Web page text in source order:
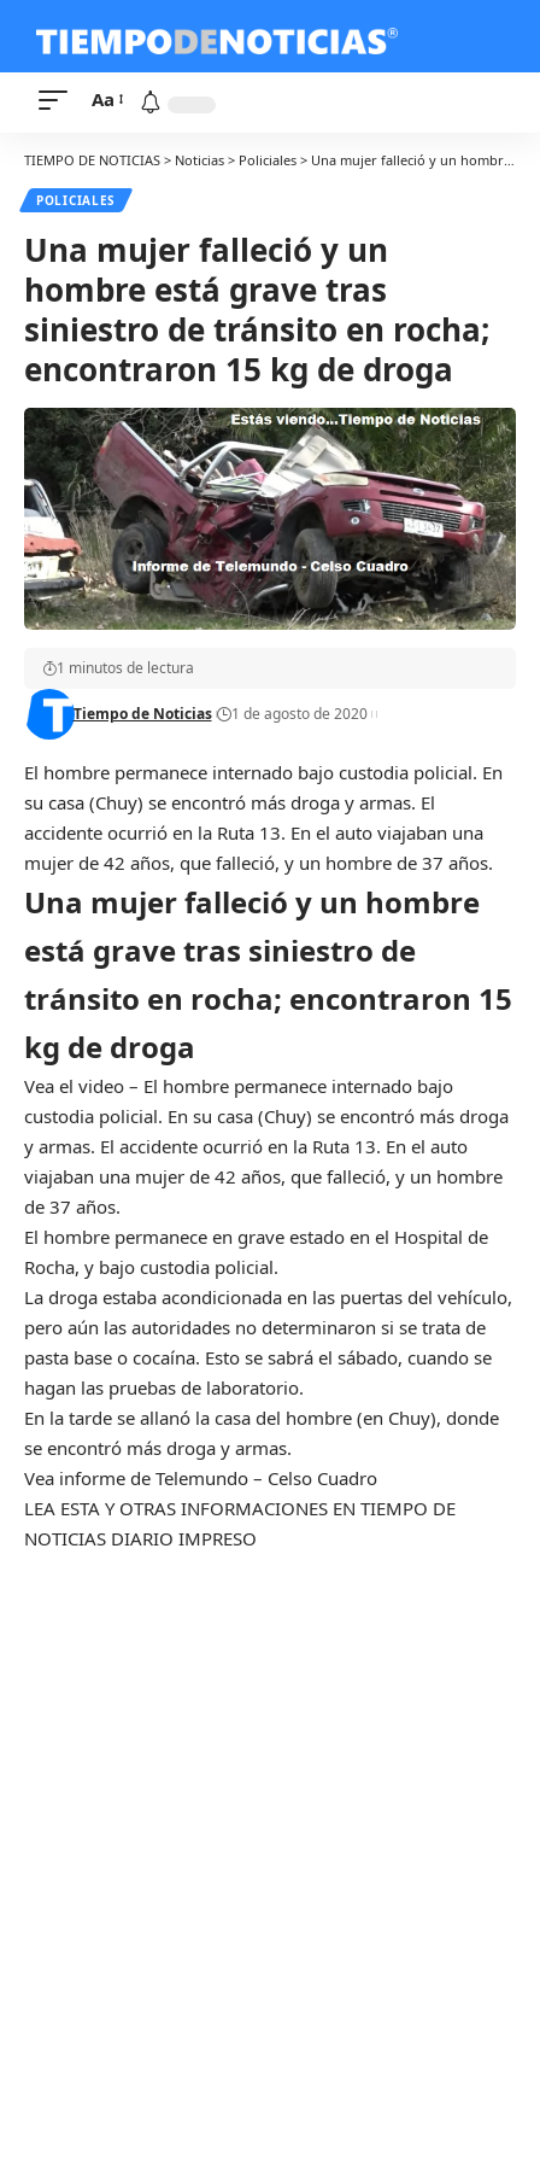
Aa
TIEMPO DE NOTICIAS > Noticias > Policiales > Una mujer falleció y un hombre está grave tras siniestro de tránsito en rocha; encontraron 15 kg de droga
POLICIALES
Una mujer falleció y un
hombre está grave tras
siniestro de tránsito en rocha;
encontraron 15 kg de droga
Tiempo de Noticias 1 de agosto de 2020
1 minutos de lectura
El hombre permanece internado bajo custodia policial. En
su casa (Chuy) se encontró más droga y armas. El
accidente ocurrió en la Ruta 13. En el auto viajaban una
mujer de 42 años, que falleció, y un hombre de 37 años.
Una mujer falleció y un hombre
está grave tras siniestro de
tránsito en rocha; encontraron 15
kg de droga
Vea el video – El hombre permanece internado bajo
custodia policial. En su casa (Chuy) se encontró más droga
y armas. El accidente ocurrió en la Ruta 13. En el auto
viajaban una mujer de 42 años, que falleció, y un hombre
de 37 años.
El hombre permanece en grave estado en el Hospital de
Rocha, y bajo custodia policial.
La droga estaba acondicionada en las puertas del vehículo,
pero aún las autoridades no determinaron si se trata de
pasta base o cocaína. Esto se sabrá el sábado, cuando se
hagan las pruebas de laboratorio.
En la tarde se allanó la casa del hombre (en Chuy), donde
se encontró más droga y armas.
Vea informe de Telemundo – Celso Cuadro
LEA ESTA Y OTRAS INFORMACIONES EN TIEMPO DE
NOTICIAS DIARIO IMPRESO